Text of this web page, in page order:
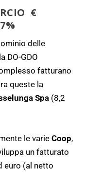
€
delle
DO-GDO
fatturano
queste la
Spa (8,2
le varieCoop,
un fatturato
euro (al netto